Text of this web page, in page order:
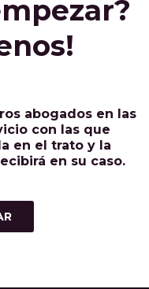
abogados en las
con las que
en el trato y la
en su caso.